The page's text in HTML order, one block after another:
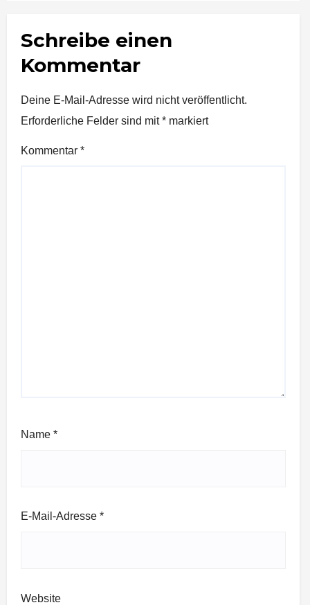
Schreibe einen
Kommentar
Deine E-Mail-Adresse wird nicht veröffentlicht.
Erforderliche Felder sind mit* markiert
Kommentar *
Name *
E-Mail-Adresse *
Website